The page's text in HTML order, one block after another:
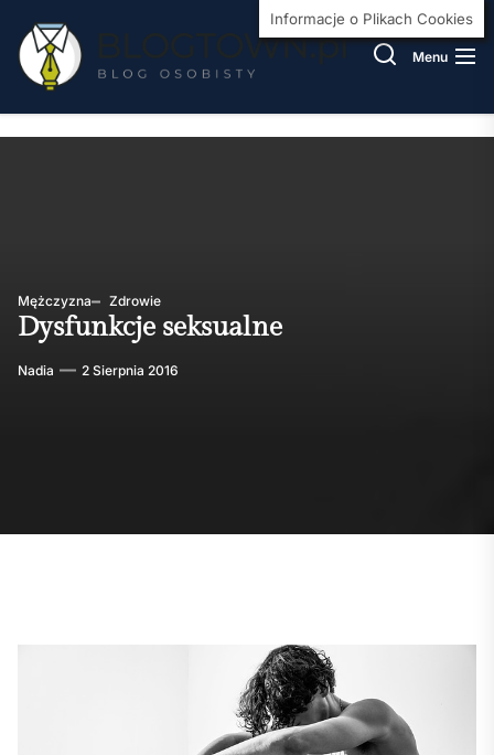
the
content
Menu
Mężczyzna Zdrowie
Dysfunkcje seksualne
Nadia 2 Sierpnia 2016
Informacje o Plikach Cookies